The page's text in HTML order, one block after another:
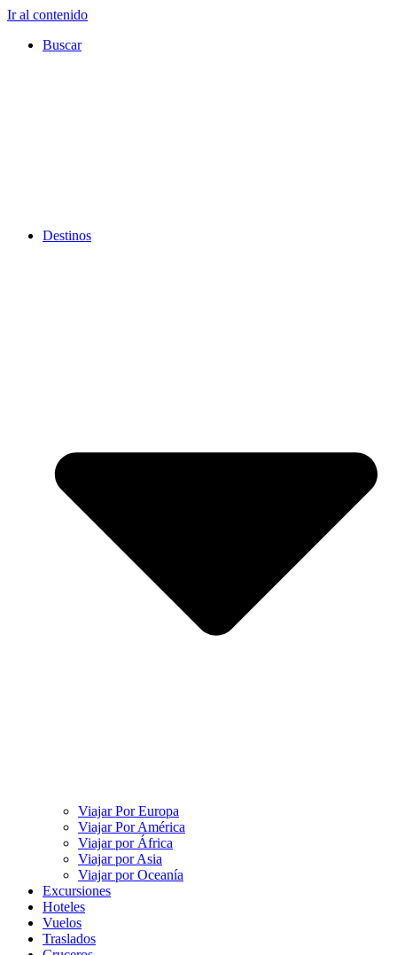
Ir al contenido
Buscar
Destinos
Viajar Por Europa
Viajar Por América
Viajar por África
Viajar por Asia
Viajar por Oceanía
Excursiones
Hoteles
Vuelos
Traslados